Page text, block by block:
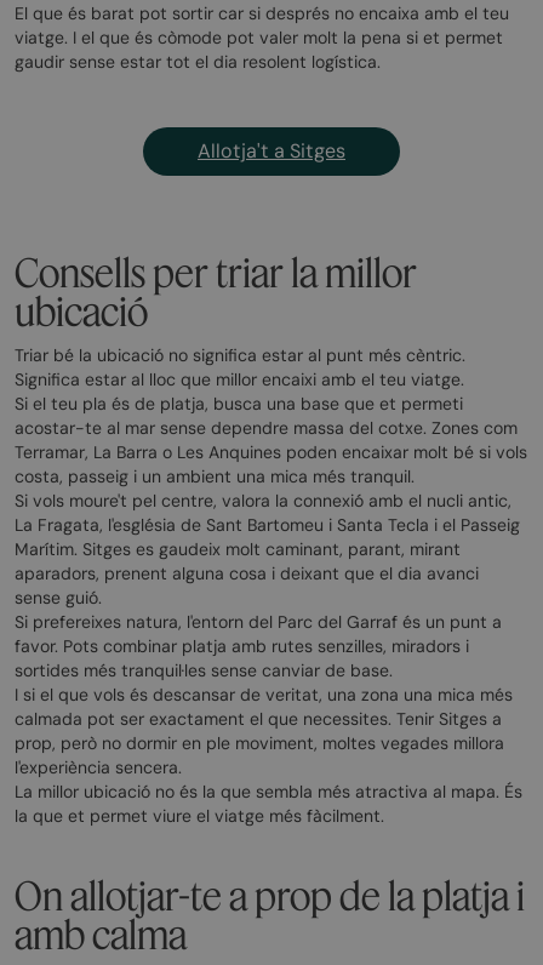
El que és barat pot sortir car si després no encaixa amb el teu
viatge. I el que és còmode pot valer molt la pena si et permet
gaudir sense estar tot el dia resolent logística.
Allotja't a Sitges
Consells per triar la millor
ubicació
Triar bé la ubicació no significa estar al punt més cèntric.
Significa estar al lloc que millor encaixi amb el teu viatge.
Si el teu pla és de platja, busca una base que et permeti
acostar-te al mar sense dependre massa del cotxe. Zones com
Terramar, La Barra o Les Anquines poden encaixar molt bé si vols
costa, passeig i un ambient una mica més tranquil.
Si vols moure't pel centre, valora la connexió amb el nucli antic,
La Fragata, l'església de Sant Bartomeu i Santa Tecla i el Passeig
Marítim. Sitges es gaudeix molt caminant, parant, mirant
aparadors, prenent alguna cosa i deixant que el dia avanci
sense guió.
Si prefereixes natura, l'entorn del Parc del Garraf és un punt a
favor. Pots combinar platja amb rutes senzilles, miradors i
sortides més tranquil·les sense canviar de base.
I si el que vols és descansar de veritat, una zona una mica més
calmada pot ser exactament el que necessites. Tenir Sitges a
prop, però no dormir en ple moviment, moltes vegades millora
l'experiència sencera.
La millor ubicació no és la que sembla més atractiva al mapa. És
la que et permet viure el viatge més fàcilment.
On allotjar-te a prop de la platja i
amb calma